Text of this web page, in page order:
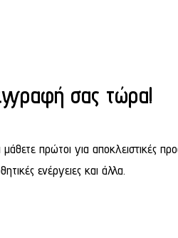
σας τώρα!
πρώτοι για αποκλειστικές
ενέργειες και άλλα.